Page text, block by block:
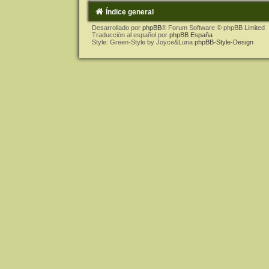
Índice general
Desarrollado por phpBB® Forum Software © phpBB Limited
Traducción al español por phpBB España
Style: Green-Style by Joyce&Luna phpBB-Style-Design